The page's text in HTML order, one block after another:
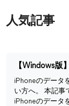
人気記事
iPhoneのデータ
い方へ。 本記事
iPhoneのデータ